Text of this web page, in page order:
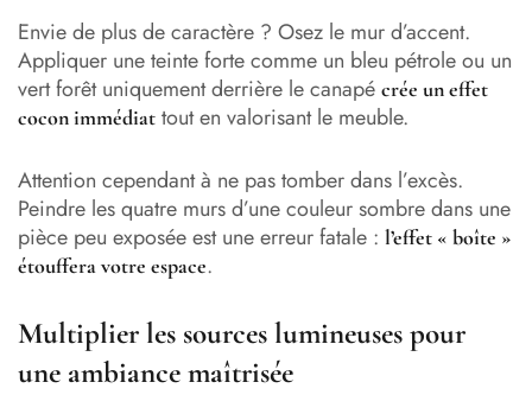
Envie de plus de caractère ? Osez le mur d’accent.
Appliquer une teinte forte comme un bleu pétrole ou un
vert forêt uniquement derrière le canapé crée un effet
cocon immédiat tout en valorisant le meuble.
Attention cependant à ne pas tomber dans l’excès.
Peindre les quatre murs d’une couleur sombre dans une
pièce peu exposée est une erreur fatale : l’effet « boîte »
étouffera votre espace.
Multiplier les sources lumineuses pour
une ambiance maîtrisée